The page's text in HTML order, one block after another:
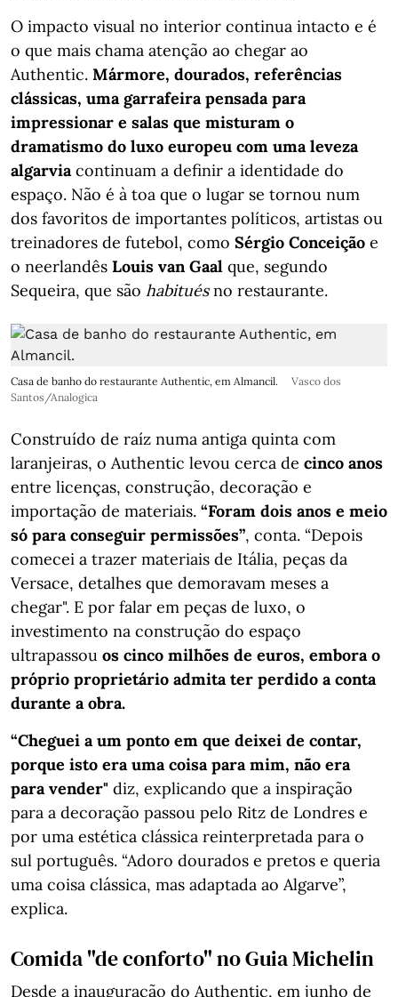
O impacto visual no interior continua intacto e é
o que mais chama atenção ao chegar ao
Authentic. Mármore, dourados, referências
clássicas, uma garrafeira pensada para
impressionar e salas que misturam o
dramatismo do luxo europeu com uma leveza
algarvia continuam a definir a identidade do
espaço. Não é à toa que o lugar se tornou num
dos favoritos de importantes políticos, artistas ou
treinadores de futebol, como Sérgio Conceição e
o neerlandês Louis van Gaal que, segundo
Sequeira, que são habituésno restaurante.
Casa de banho do restaurante Authentic, em Almancil.
Vasco dos
Santos/Analogica
Construído de raíz numa antiga quinta com
laranjeiras, o Authentic levou cerca de cinco anos
entre licenças, construção, decoração e
importação de materiais. “Foram dois anos e meio
só para conseguir permissões”, conta. “Depois
comecei a trazer materiais de Itália, peças da
Versace, detalhes que demoravam meses a
chegar". E por falar em peças de luxo, o
investimento na construção do espaço
ultrapassou os cinco milhões de euros, embora o
próprio proprietário admita ter perdido a conta
durante a obra.
“Cheguei a um ponto em que deixei de contar,
porque isto era uma coisa para mim, não era
para vender" diz, explicando que a inspiração
para a decoração passou pelo Ritz de Londres e
por uma estética clássica reinterpretada para o
sul português. “Adoro dourados e pretos e queria
uma coisa clássica, mas adaptada ao Algarve”,
explica.
Comida "de conforto" no Guia Michelin
Desde a inauguração do Authentic, em junho de